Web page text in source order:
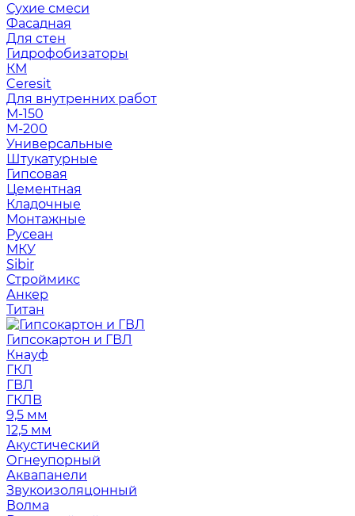
Сухие смеси
Фасадная
Для стен
Гидрофобизаторы
КМ
Ceresit
Для внутренних работ
М-150
М-200
Универсальные
Штукатурные
Гипсовая
Цементная
Кладочные
Монтажные
Русеан
МКУ
Sibir
Строймикс
Анкер
Титан
Гипсокартон и ГВЛ
Кнауф
ГКЛ
ГВЛ
ГКЛВ
9,5 мм
12,5 мм
Акустический
Огнеупорный
Аквапанели
Звукоизоляцонный
Волма